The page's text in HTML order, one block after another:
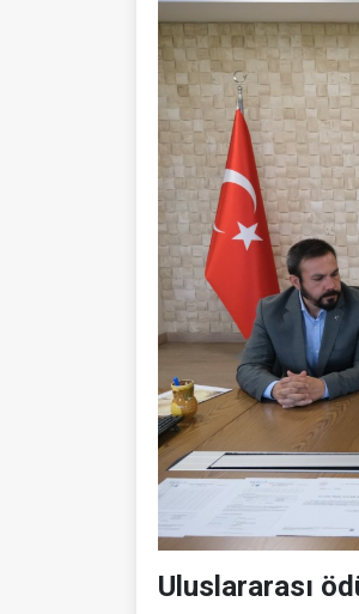
Uluslararası